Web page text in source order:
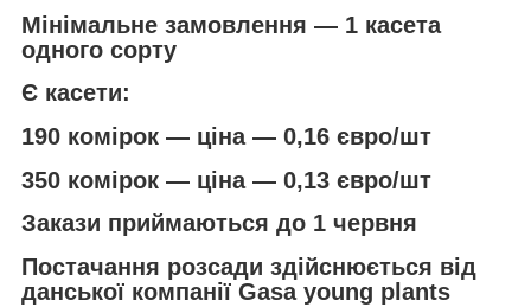
Мінімальне замовлення — 1 касета
одного сорту
Є касети:
190 комірок — ціна — 0,16 євро/шт
350 комірок — ціна — 0,13 євро/шт
Закази приймаються до 1 червня
Постачання розсади здійснюється від
данської компанії Gasa young plants